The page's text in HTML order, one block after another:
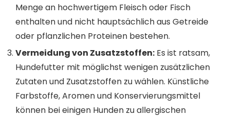
Menge an hochwertigem Fleisch oder Fisch
enthalten und nicht hauptsächlich aus Getreide
oder pflanzlichen Proteinen bestehen.
Vermeidung von Zusatzstoffen: Es ist ratsam,
Hundefutter mit möglichst wenigen zusätzlichen
Zutaten und Zusatzstoffen zu wählen. Künstliche
Farbstoffe, Aromen und Konservierungsmittel
können bei einigen Hunden zu allergischen